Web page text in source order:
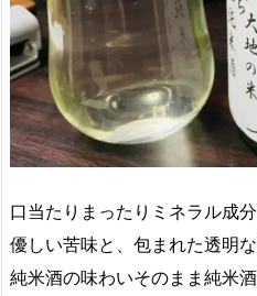
口当たりまったりミネラル成
優しい苦味と、包まれた透明
純米酒の味わいそのまま純米酒